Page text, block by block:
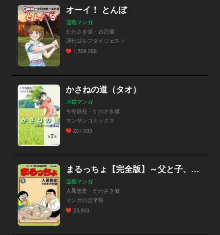
オーイ！ とんぼ
連載マンガ
かわさき健・古沢優
週刊ゴルフダイジェスト
1,528,282
かさねの道（タオ）
連載マンガ
今谷鉄柱・かわさき健
マンサンコミックス
207,033
まるっちょ【完全版】～父と子、涙の感動物語～
連載マンガ
人見恵史・かわさき健
マンガの金字塔
23,003